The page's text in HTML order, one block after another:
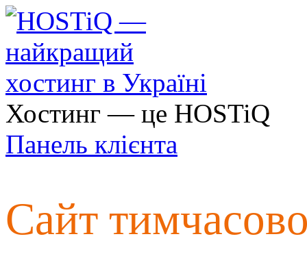
Хостинг — це HOSTiQ
Панель клієнта
Сайт